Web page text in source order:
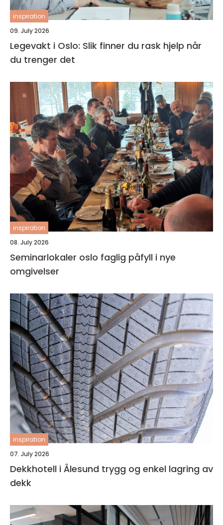
inspiration
09. July 2026
Legevakt i Oslo: Slik finner du rask hjelp når
du trenger det
inspiration
08. July 2026
Seminarlokaler oslo faglig påfyll i nye
omgivelser
inspiration
07. July 2026
Dekkhotell i Ålesund trygg og enkel lagring av
dekk